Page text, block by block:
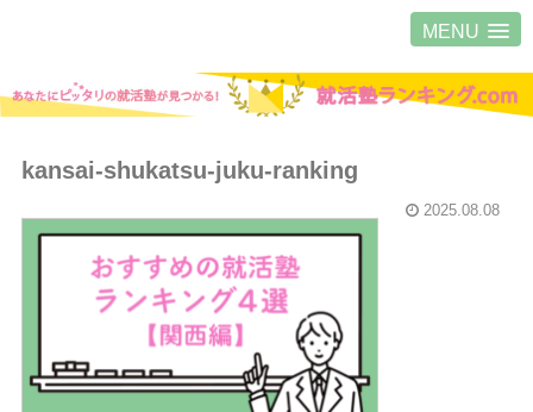
MENU
kansai-shukatsu-juku-ranking
2025.08.08